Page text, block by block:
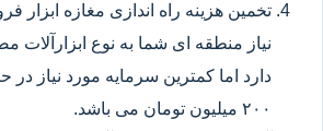
تخمین هزینه راه اندازی مغازه ابزار
نیاز منطقه ای شما به نوع
دارد اما کمترین سرمایه مورد نیاز
۲۰۰ میلیون تومان می باشد.